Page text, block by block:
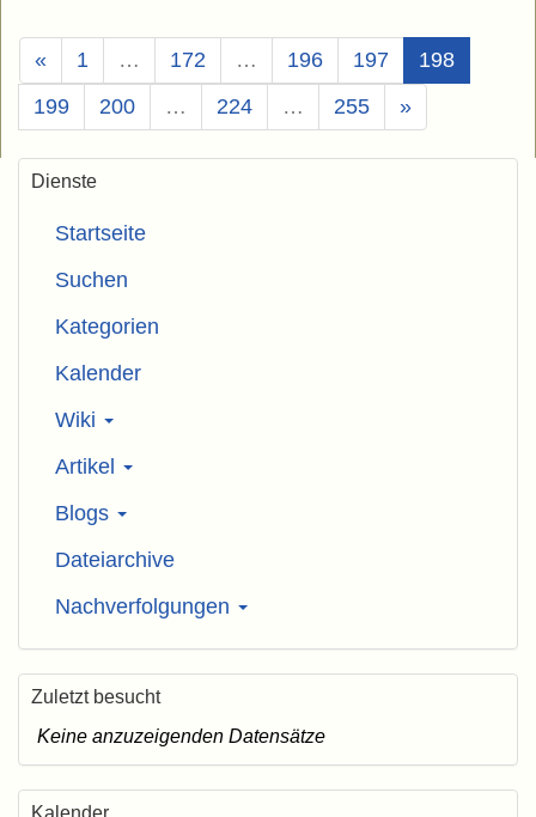
« 1 … 172 … 196 197 198(Aktuell)
199
200 … 224 … 255 »
Dienste
Startseite
Suchen
Kategorien
Kalender
Wiki
Artikel
Blogs
Dateiarchive
Nachverfolgungen
Zuletzt besucht
Keine anzuzeigenden Datensätze